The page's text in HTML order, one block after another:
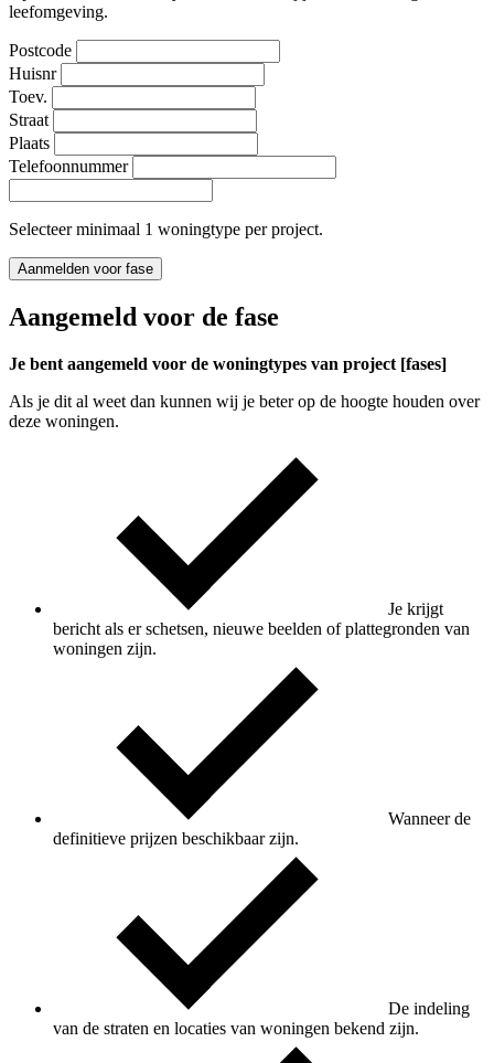
leefomgeving.
Postcode
Huisnr
Toev.
Straat
Plaats
Telefoonnummer
Selecteer minimaal 1 woningtype per project.
Aanmelden voor fase
Aangemeld voor de fase
Je bent aangemeld voor de woningtypes van project [fases]
Als je dit al weet dan kunnen wij je beter op de hoogte houden over
deze woningen.
Je krijgt
bericht als er schetsen, nieuwe beelden of plattegronden van
woningen zijn.
Wanneer de
definitieve prijzen beschikbaar zijn.
De indeling
van de straten en locaties van woningen bekend zijn.